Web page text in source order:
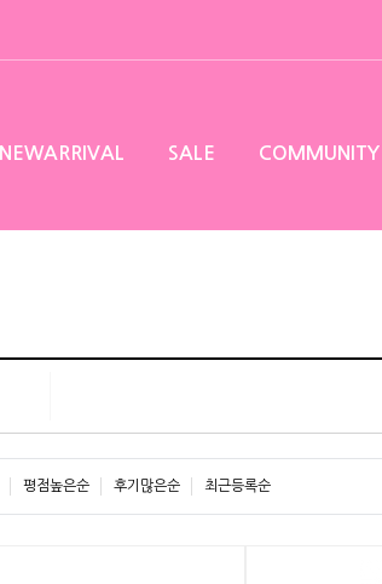
NEWARRIVAL SALE COMMUNITY
평점높은순 후기많은순 최근등록순